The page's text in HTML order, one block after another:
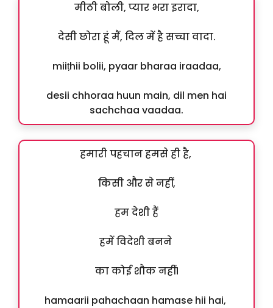
मीठी बोली, प्यार भरा इरादा,
देसी छोरा हूं मैं, दिल में है सच्चा वादा.
miiṭhii bolii, pyaar bharaa iraadaa,
desii chhoraa huun main, dil men hai
sachchaa vaadaa.
हमारी पहचान हमसे ही है,
किसी और से नहीं,
हम देशी हैं
हमें विदेशी बनने
का कोई शौक नहीं।
hamaarii pahachaan hamase hii hai,